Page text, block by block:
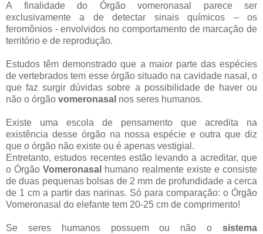
A finalidade do Órgão vomeronasal parece ser
exclusivamente a de detectar sinais químicos – os
feromônios - envolvidos no comportamento de marcação de
território e de reprodução.
Estudos têm demonstrado que a maior parte das espécies
de vertebrados tem esse órgão situado na cavidade nasal, o
que faz surgir dúvidas sobre a possibilidade de haver ou
não o órgão vomeronasal nos seres humanos.
Existe uma escola de pensamento que acredita na
existência desse órgão na nossa espécie e outra que diz
que o órgão não existe ou é apenas vestigial.
Entretanto, estudos recentes estão levando a acreditar, que
o ÓrgãoVomeronasal humano realmente existe e consiste
de duas pequenas bolsas de 2 mm de profundidade a cerca
de 1 cm a partir das narinas. Só para comparação: o Órgão
Vomeronasal do elefante tem 20-25 cm de comprimento!
Se seres humanos possuem ou não o sistema